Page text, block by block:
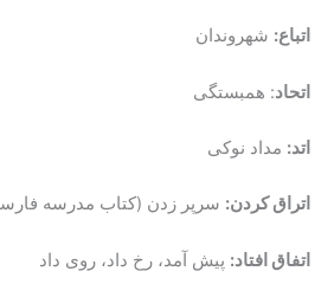
اتباع: شهروندان
اتحاد: همبستگی
اتد: مداد نوکی
اتراق کردن: سرپر زدن (کتاب مدرسه
اتفاق افتاد: پیش آمد، رخ داد، روی داد